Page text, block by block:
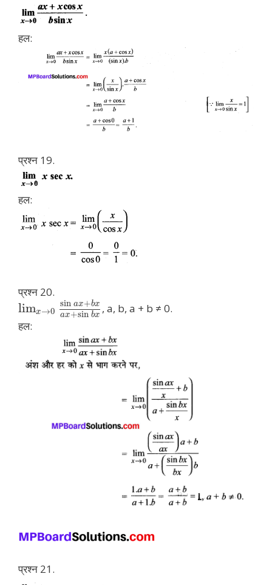
हल:
प्रश्न 19.
हल:
प्रश्न 20.
limx→0
sin ax+bx
ax+sin bx , a, b, a + b ≠ 0.
हल:
प्रश्न 21.